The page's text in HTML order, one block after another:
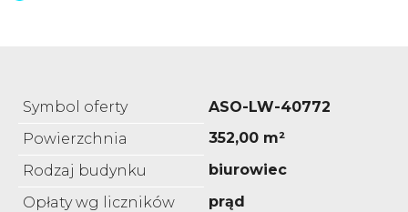
Symbol oferty
ASO-LW-40772
Powierzchnia
352,00 m²
Rodzaj budynku
biurowiec
Opłaty wg liczników
prąd